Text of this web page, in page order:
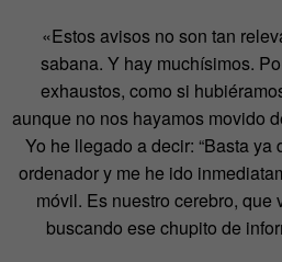
«Estos avisos no son tan
sabana. Y hay muchísimos.
exhaustos, como si
aunque no nos hayamos movido
Yo he llegado a decir: “Basta ya
ordenador y me he ido
móvil. Es nuestro cerebro, que
buscando ese chupito de